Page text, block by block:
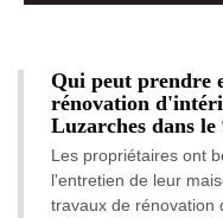
Qui peut prendre
rénovation
Luzarches dans le
Les propriétaires ont
l'entretien de leur
travaux de rénovation